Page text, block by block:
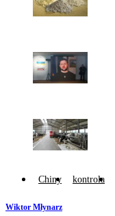
Chiny kontrola
Wiktor Młynarz